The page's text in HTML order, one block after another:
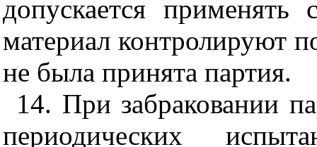
допускается
материал контролируют
не была принята партия.
14. При забраковании
периодических